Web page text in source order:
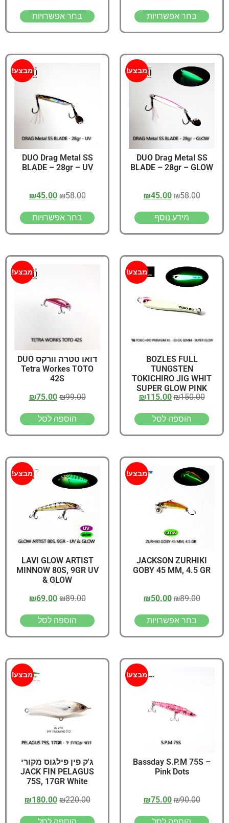
בחר אפשרויות בחר אפשרויות
מבצע!
DUO Drag Metal SS
BLADE – 28gr – GLOW
₪58.00
₪45.00
מידע נוסף
מבצע!
DUO Drag Metal SS
BLADE – 28gr – UV
₪58.00
₪45.00
בחר אפשרויות
מבצע!
BOZLES FULL
TUNGSTEN
TOKICHIRO JIG WHIT
SUPER GLOW PINK
HEAD 50gr, 82MM
₪150.00
₪115.00
הוספה לסל
מבצע!
דואו טטרה וורקס DUO
Tetra Workes TOTO
42S
₪99.00
₪75.00
הוספה לסל
מבצע!
JACKSON ZURHIKI
GOBY 45 MM, 4.5 GR
₪89.00
₪50.00
בחר אפשרויות
מבצע!
LAVI GLOW ARTIST
MINNOW 80S, 9GR UV
& GLOW
₪89.00
₪69.00
הוספה לסל
מבצע!
Bassday S.P.M 75S –
Pink Dots
₪90.00
₪75.00
מבצע!
ג'ק פין פילגוס מקורי
JACK FIN PELAGUS
75S, 17GR White
₪220.00
₪180.00